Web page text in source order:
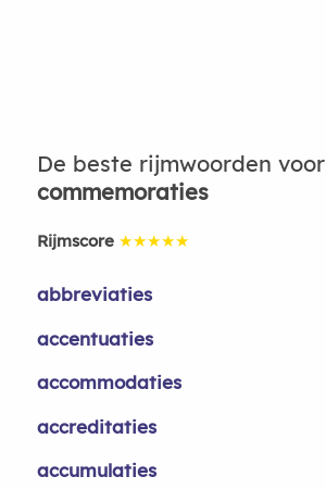
De beste rijmwoorden voor
commemoraties
Rijmscore ★★★★★
abbreviaties
accentuaties
accommodaties
accreditaties
accumulaties